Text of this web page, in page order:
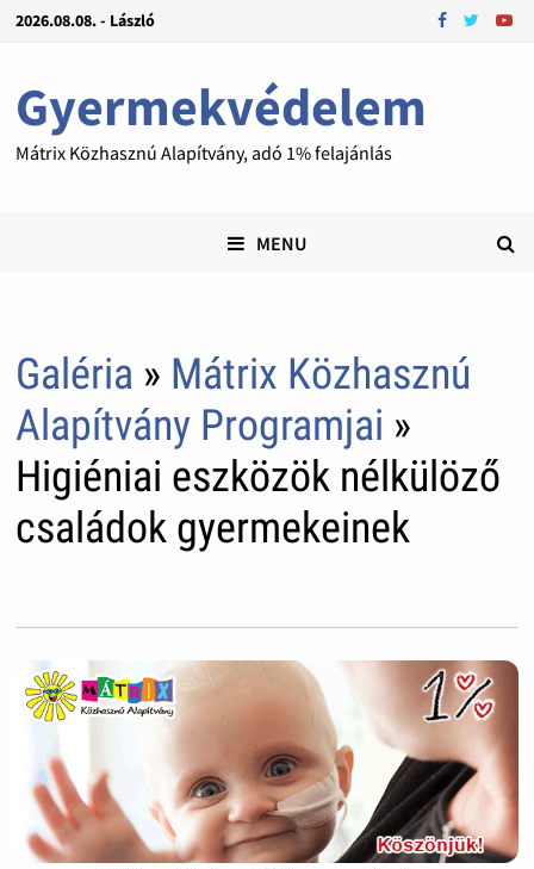
2026.08.08. - László
Gyermekvédelem
Mátrix Közhasznú Alapítvány, adó 1% felajánlás
MENU
Galéria » Mátrix Közhasznú
Alapítvány Programjai »
Higiéniai eszközök nélkülöző
családok gyermekeinek